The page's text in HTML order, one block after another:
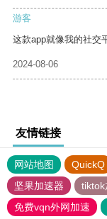
游客
这款app就像我的社交
2024-08-06
友情链接
网站地图 QuickQ
坚果加速器
tiktok
免费vqn外网加速